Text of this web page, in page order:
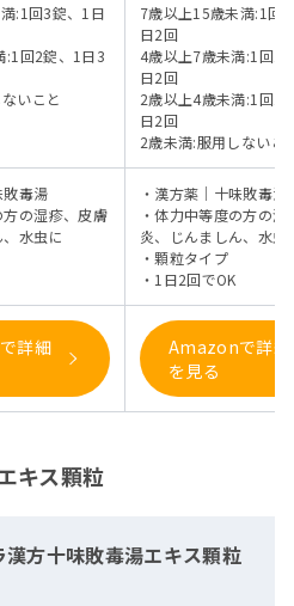
:1回3錠、1日
:1回2錠、1日3
いこと
7歳以上15歳未満:1回
日2回
4歳以上7歳未満:1回1/
日2回
2歳以上4歳未満:1回1/
日2回
2歳未満:服用しないこ
敗毒湯
方の湿疹、皮膚
水虫に
・漢方薬｜十味敗毒湯
・体力中等度の方の湿
炎、じんましん、水虫
・顆粒タイプ
・1日2回でOK
詳細
Amazonで詳細
を見る
キス顆粒
漢方十味敗毒湯エキス顆粒